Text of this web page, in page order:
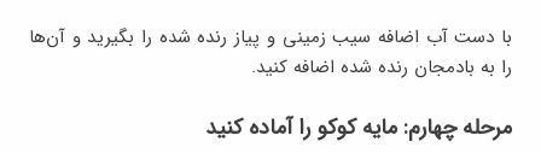
با دست آب اضافه سیب زمینی و پیاز رنده شده را بگیرید و آن‌ها
را به بادمجان رنده شده اضافه کنید.
مرحله چهارم: مایه کوکو را آماده کنید